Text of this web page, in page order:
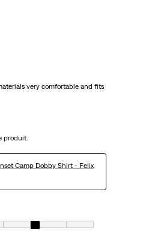
very comfortable and fits
produit.
Camp Dobby Shirt - Felix
à Très petit et 7 est égal à Très grand